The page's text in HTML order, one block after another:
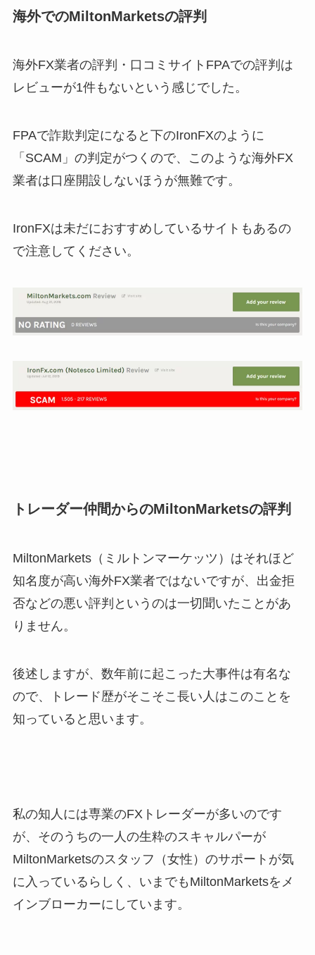
海外でのMiltonMarketsの評判
海外FX業者の評判・口コミサイトFPAでの評判は
レビューが1件もないという感じでした。
FPAで詐欺判定になると下のIronFXのように
「SCAM」の判定がつくので、このような海外FX
業者は口座開設しないほうが無難です。
IronFXは未だにおすすめしているサイトもあるの
で注意してください。
トレーダー仲間からのMiltonMarketsの評判
MiltonMarkets（ミルトンマーケッツ）はそれほど
知名度が高い海外FX業者ではないですが、出金拒
否などの悪い評判というのは一切聞いたことがあ
りません。
後述しますが、数年前に起こった大事件は有名な
ので、トレード歴がそこそこ長い人はこのことを
知っていると思います。
私の知人には専業のFXトレーダーが多いのです
が、そのうちの一人の生粋のスキャルパーが
MiltonMarketsのスタッフ（女性）のサポートが気
に入っているらしく、いまでもMiltonMarketsをメ
インブローカーにしています。